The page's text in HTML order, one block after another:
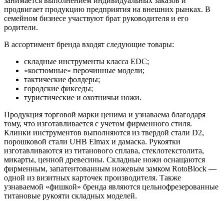
продвигает продукцию предприятия на внешних рынках. В
семейном бизнесе участвуют брат руководителя и его
родители.
В ассортимент бренда входят следующие товары:
складные инструменты класса EDC;
«костюмные» перочинные модели;
тактические фолдеры;
городские фикседы;
туристические и охотничьи ножи.
Продукция торговой марки ценима и узнаваема благодаря
тому, что изготавливается с учетом фирменного стиля.
Клинки инструментов выполняются из твердой стали D2,
порошковой стали UHB Elmax и дамаска. Рукоятки
изготавливаются из титанового сплава, стеклотекстолита,
микарты, ценной древесины. Складные ножи оснащаются
фирменным, запатентованным ножевым замком RotoBlock —
одной из визитных карточек производителя. Также
узнаваемой «фишкой» бренда являются цельнофрезерованные
титановые рукояти складных моделей.